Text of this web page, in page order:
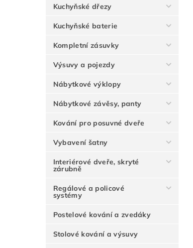
Kuchyňské dřezy
Kuchyňské baterie
Kompletní zásuvky
Výsuvy a pojezdy
Nábytkové výklopy
Nábytkové závěsy, panty
Kování pro posuvné dveře
Vybavení šatny
Interiérové dveře, skryté
zárubně
Regálové a policové
systémy
Postelové kování a zvedáky
Stolové kování a výsuvy